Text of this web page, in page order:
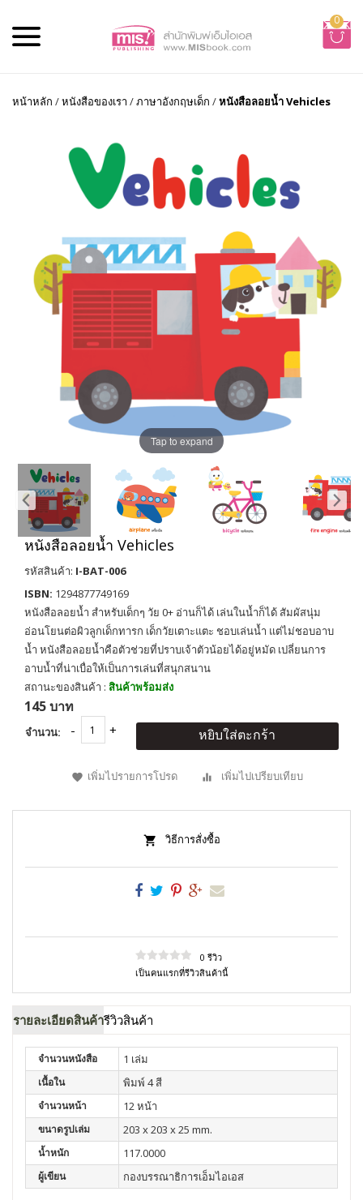
0
หน้าหลัก /หนังสือของเรา /ภาษาอังกฤษเด็ก /หนังสือลอยน้ำ Vehicles
Tap to expand
หนังสือลอยน้ำ Vehicles
รหัสสินค้า: I-BAT-006
ISBN: 1294877749169
หนังสือลอยน้ำ สำหรับเด็กๆ วัย 0+ อ่านก็ได้ เล่นในน้ำก็ได้ สัมผัสนุ่ม
อ่อนโยนต่อผิวลูกเด็กทารก เด็กวัยเตาะแตะ ชอบเล่นน้ำ แต่ไม่ชอบอาบ
น้ำ หนังสือลอยน้ำคือตัวช่วยที่ปราบเจ้าตัวน้อยได้อยู่หมัด เปลี่ยนการ
อาบน้ำที่น่าเบื่อให้เป็นการเล่นที่สนุกสนาน
สถานะของสินค้า : สินค้าพร้อมส่ง
145 บาท
จำนวน: หยิบใส่ตะกร้า
เพิ่มไปรายการโปรด เพิ่มไปเปรียบเทียบ
วิธีการสั่งซื้อ
0 รีวิว
เป็นคนแรกที่รีวิวสินค้านี้
รายละเอียดสินค้ารีวิวสินค้า
จำนวนหนังสือ 1 เล่ม
เนื้อใน พิมพ์ 4 สี
จำนวนหน้า 12 หน้า
ขนาดรูปเล่ม 203 x 203 x 25 mm.
น้ำหนัก 117.0000
ผู้เขียน กองบรรณาธิการเอ็มไอเอส